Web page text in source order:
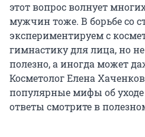
этот вопрос волнует
мужчин тоже. В борьбе со
экспериментируем с
гимнастику для лица, но
полезно, а иногда может
Косметолог Елена
популярные мифы об уходе
ответы смотрите в